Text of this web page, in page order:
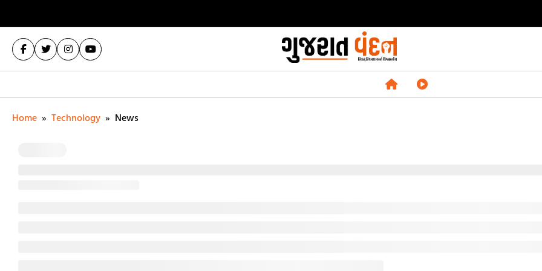
Home » Technology » News